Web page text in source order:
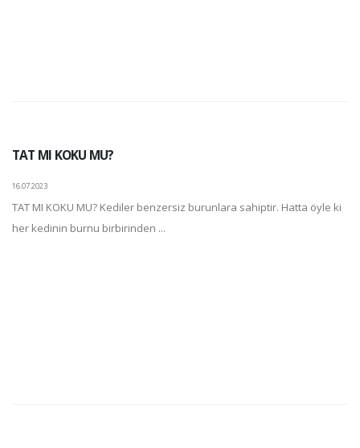
TAT MI KOKU MU?
16.07.2023
TAT MI KOKU MU? Kediler benzersiz burunlara sahiptir. Hatta öyle ki
her kedinin burnu birbirinden ...